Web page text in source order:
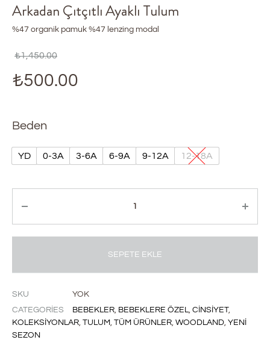
Arkadan Çıtçıtlı Ayaklı Tulum
%47 organik pamuk %47 lenzing modal
₺1,450.00
₺500.00
Beden
YD 0-3A 3-6A 6-9A 9-12A 12-18A
SEPETE EKLE
SKU
YOK
CATEGORIES
BEBEKLER, BEBEKLERE ÖZEL, CINSIYET,
KOLEKSIYONLAR, TULUM, TÜM ÜRÜNLER, WOODLAND, YENI
SEZON